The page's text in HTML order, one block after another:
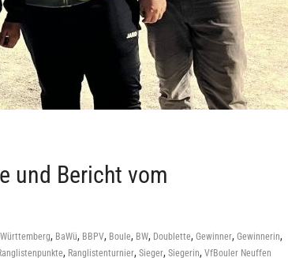
und Bericht vom
, BaWü, BBPV, Boule, BW, Doublette, Gewinner, Gewinnerin,
, Ranglistenturnier, Sieger, Siegerin, VfBouler Neuffen